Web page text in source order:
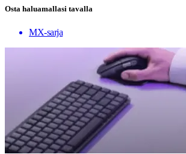
Osta haluamallasi tavalla
MX-sarja